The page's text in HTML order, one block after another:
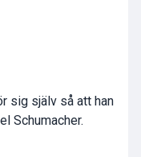
sig själv så att han
Schumacher.